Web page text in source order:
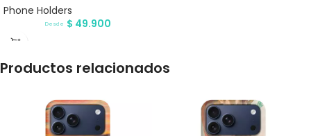
Phone Holders
Desde $ 49.900
Productos relacionados